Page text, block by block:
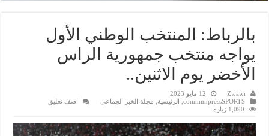
بالرباط: المنتخب الوطني الأول
يواجه منتخب جمهورية الراس
الأخضر يوم الاثنين..
Zwawi
12 مايو 2023
communpressSPORTS الرئيسية مجلة الخبر الجماعي
اضف تعليق
1,090 زيارة